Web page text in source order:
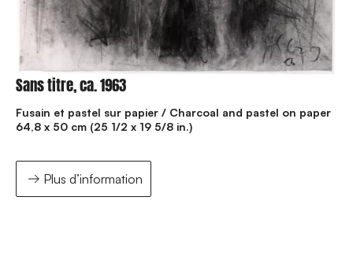
Sans titre, ca. 1963
Fusain et pastel sur papier / Charcoal and pastel on paper
64,8 x 50 cm (25 1/2 x 19 5/8 in.)
Plus d’information